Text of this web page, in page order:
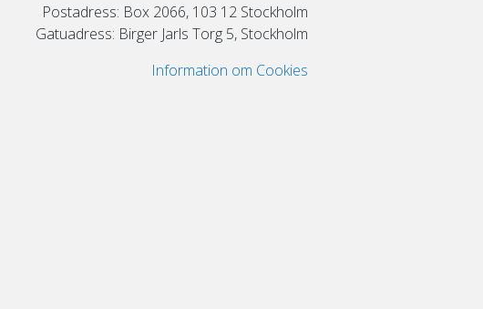
Postadress: Box 2066, 103 12 Stockholm
Gatuadress: Birger Jarls Torg 5, Stockholm
Information om Cookies